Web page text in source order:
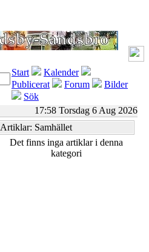
Start
Kalender
Publicerat
Forum
Bilder
Sök
17:58 Torsdag 6 Aug 2026
Artiklar: Samhället
Det finns inga artiklar i denna
kategori